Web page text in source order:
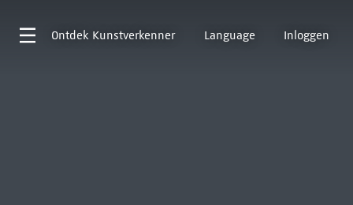
Ontdek Kunstverkenner Language Inloggen